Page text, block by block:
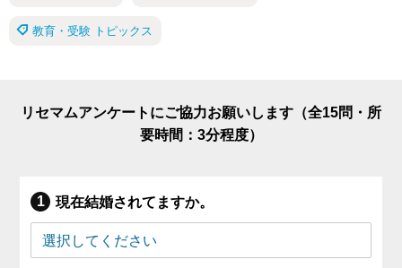
教育・受験 トピックス
リセマムアンケートにご協力お願いします（全15問・所
要時間：3分程度）
現在結婚されてますか。